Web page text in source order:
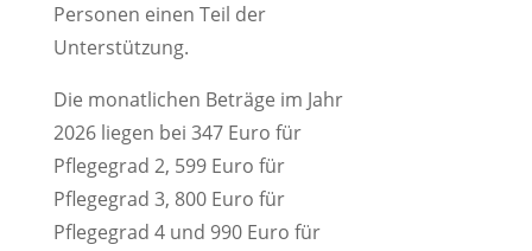
Personen einen Teil der
Unterstützung.
Die monatlichen Beträge im Jahr
2026 liegen bei 347 Euro für
Pflegegrad 2, 599 Euro für
Pflegegrad 3, 800 Euro für
Pflegegrad 4 und 990 Euro für